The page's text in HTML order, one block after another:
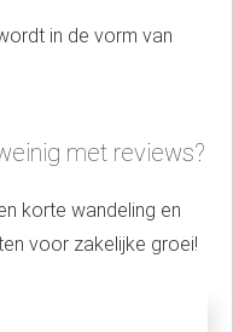
in de vorm van
met reviews?
korte wandeling en
voor zakelijke groei!